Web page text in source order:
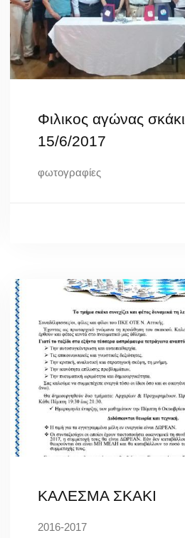
Φιλικος αγώνας σκάκι
15/6/2017
φωτογραφίες
ΚΑΛΕΣΜΑ ΣΚΑΚΙ
2016-2017